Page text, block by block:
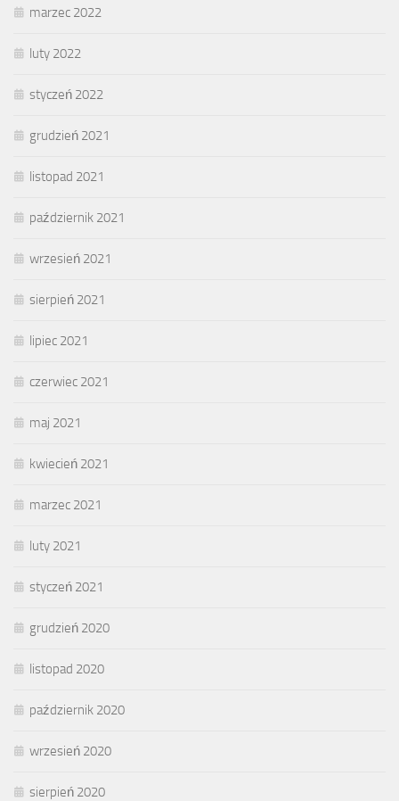
marzec 2022
luty 2022
styczeń 2022
grudzień 2021
listopad 2021
październik 2021
wrzesień 2021
sierpień 2021
lipiec 2021
czerwiec 2021
maj 2021
kwiecień 2021
marzec 2021
luty 2021
styczeń 2021
grudzień 2020
listopad 2020
październik 2020
wrzesień 2020
sierpień 2020